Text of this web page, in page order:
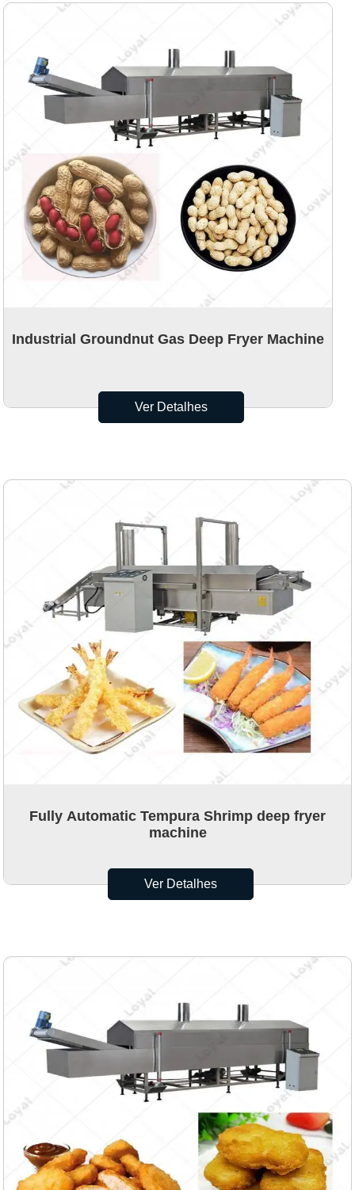
Industrial Groundnut Gas Deep Fryer Machine
Ver Detalhes
Fully Automatic Tempura Shrimp deep fryer
machine
Ver Detalhes